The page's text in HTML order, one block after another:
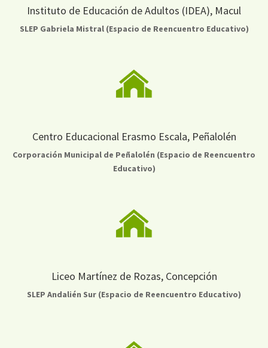
Instituto de Educación de Adultos (IDEA), Macul
SLEP Gabriela Mistral (Espacio de Reencuentro Educativo)
Centro Educacional Erasmo Escala, Peñalolén
Corporación Municipal de Peñalolén (Espacio de Reencuentro
Educativo)
Liceo Martínez de Rozas, Concepción
SLEP Andalién Sur (Espacio de Reencuentro Educativo)